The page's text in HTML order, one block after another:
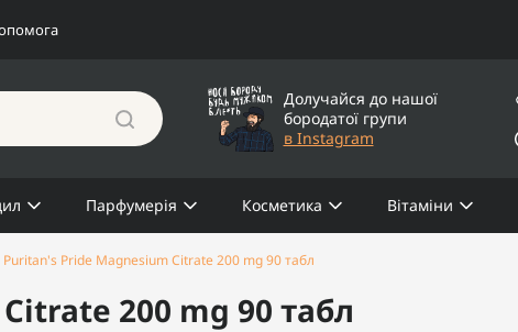
Долучайся до нашої
бородатої групи
в Instagram
Парфумерія Косметика Вітаміни
Puritan's Pride Magnesium Citrate 200 mg 90 табл
200 mg 90 табл